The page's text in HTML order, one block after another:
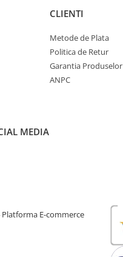
CLIENTI
Metode de Plata
Politica de Retur
Garantia Produselor
ANPC
MEDIA
Platforma E-commerce